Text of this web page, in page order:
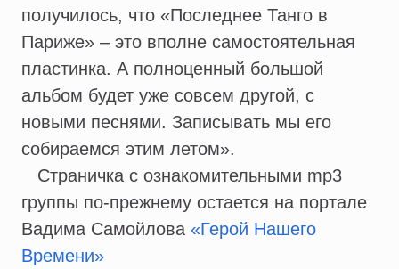
получилось, что «Последнее Танго в
Париже» – это вполне самостоятельная
пластинка. А полноценный большой
альбом будет уже совсем другой, с
новыми песнями. Записывать мы его
собираемся этим летом».
Страничка с ознакомительными mp3
группы по-прежнему остается на портале
Вадима Самойлова «Герой Нашего
Времени»